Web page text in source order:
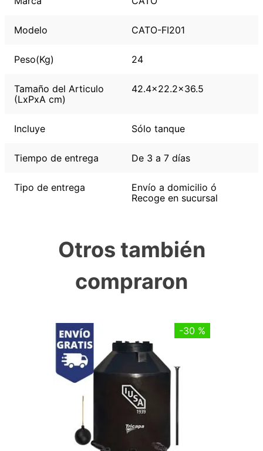
Modelo CATO-FI201
Peso(Kg) 24
Tamaño del Articulo
(LxPxA cm)
42.4x22.2x36.5
Incluye Sólo tanque
Tiempo de entrega De 3 a 7 días
Tipo de entrega
Envío a domicilio ó
Recoge en sucursal
Otros también
compraron
-30 %